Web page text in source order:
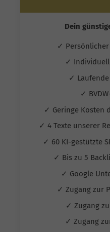
Dein
✓
✓
✓ Laufende
✓
✓ Geringe Kosten
✓ 4 Texte unserer
✓ 60 KI-gestützte
✓ Bis zu 5
✓ Google
✓ Zugang zur
✓ Zugang
✓ Zugang